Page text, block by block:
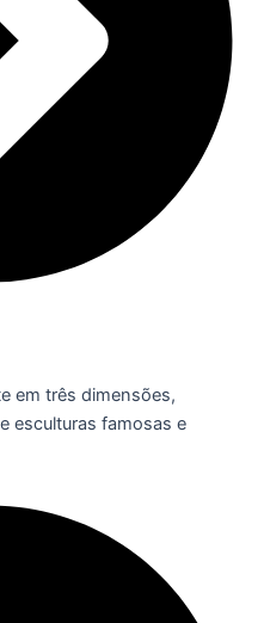
em três dimensões,
esculturas famosas e